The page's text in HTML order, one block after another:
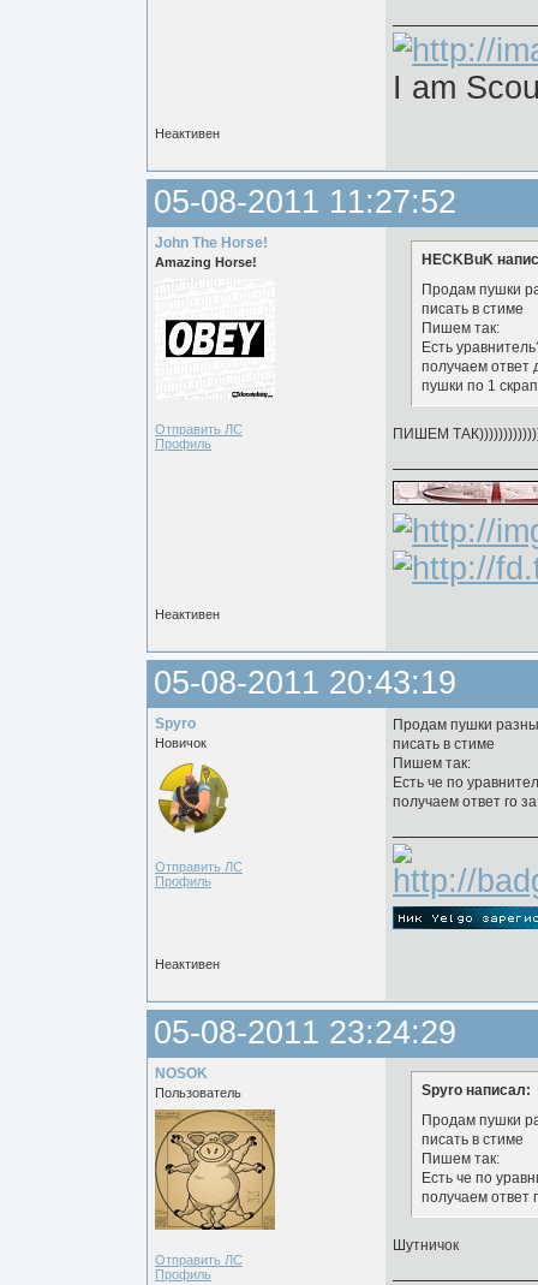
I am
Неактивен
05-08-2011 11:27:52
John The Horse!
Amazing Horse!
Отправить ЛС
Профиль
HECKBuK
Продам пушки
писать в стиме
Пишем так:
Есть
получаем ответ
пушки по 1
ПИШЕМ
Неактивен
05-08-2011 20:43:19
Spyro
Новичок
Отправить ЛС
Профиль
Продам пушки
писать в стиме
Пишем так:
Есть че по
получаем ответ го
Неактивен
05-08-2011 23:24:29
NOSOK
Пользователь
Отправить ЛС
Профиль
Spyro написал:
Продам пушки
писать в стиме
Пишем так:
Есть че по
получаем ответ
Шутничок